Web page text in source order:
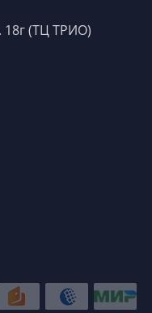
18г (ТЦ ТРИО)